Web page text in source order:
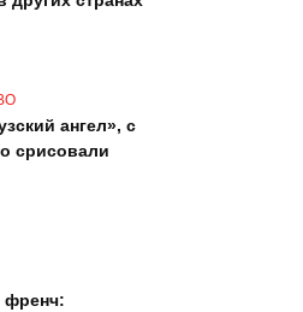
ангел», с
срисовали